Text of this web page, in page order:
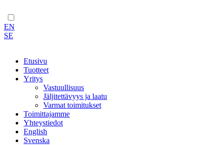
EN
SE
Etusivu
Tuotteet
Yritys
Vastuullisuus
Jäljitettävyys ja laatu
Varmat toimitukset
Toimittajamme
Yhteystiedot
English
Svenska